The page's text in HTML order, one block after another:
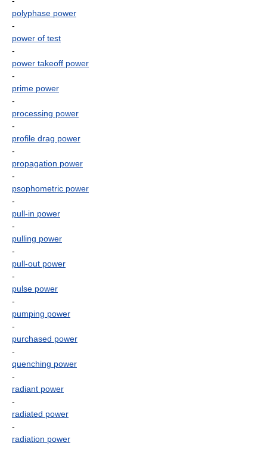
polyphase power
-
power of test
-
power takeoff power
-
prime power
-
processing power
-
profile drag power
-
propagation power
-
psophometric power
-
pull-in power
-
pulling power
-
pull-out power
-
pulse power
-
pumping power
-
purchased power
-
quenching power
-
radiant power
-
radiated power
-
radiation power